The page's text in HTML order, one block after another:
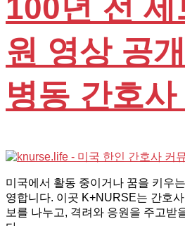
100년 전 세
원 영상 공
병동 간호
미국에서 활동 중이거나 꿈을 키우
영합니다. 이곳 K+NURSE는 간호
보를 나누고, 격려와 응원을 주고받